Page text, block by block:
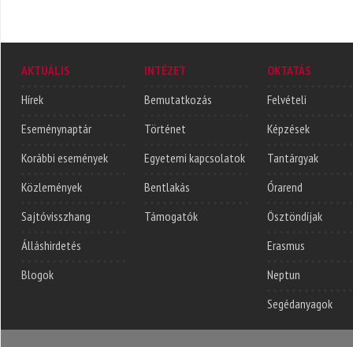
AKTUÁLIS
Hírek
Eseménynaptár
Korábbi események
Közlemények
Sajtóvisszhang
Álláshirdetés
Blogok
INTÉZET
Bemutatkozás
Történet
Egyetemi kapcsolatok
Bentlakás
Támogatók
OKTATÁS
Felvételi
Képzések
Tantárgyak
Órarend
Ösztöndíjak
Erasmus
Neptun
Segédanyagok